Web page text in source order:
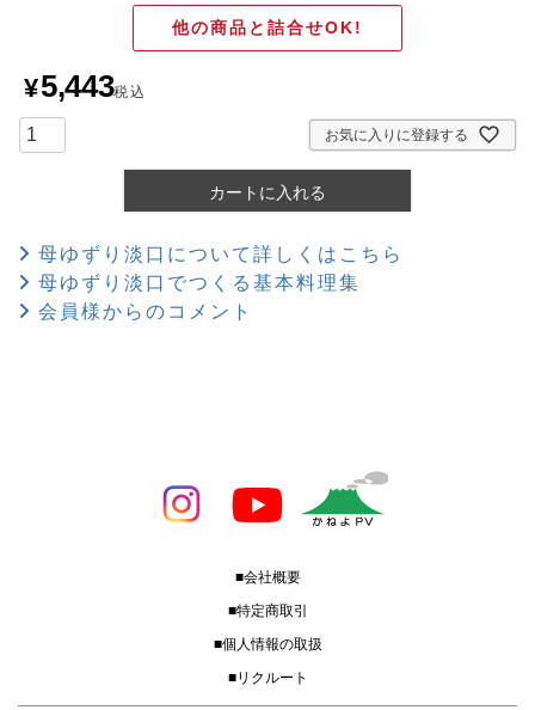
他の商品と詰合せOK!
¥5,443税込
お気に入りに登録する
カートに入れる
母ゆずり淡口について詳しくはこちら
母ゆずり淡口でつくる基本料理集
会員様からのコメント
■会社概要
■特定商取引
■個人情報の取扱
■リクルート